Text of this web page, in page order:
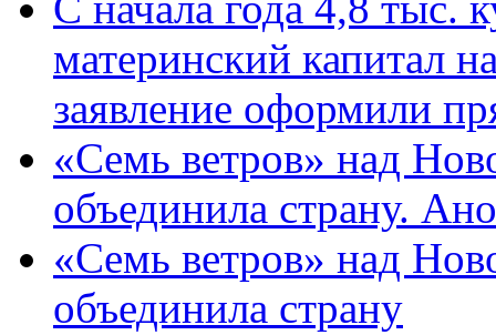
материнский капитал
заявление оформили
«Семь ветров» над
объединила страну.
«Семь ветров» над
объединила страну